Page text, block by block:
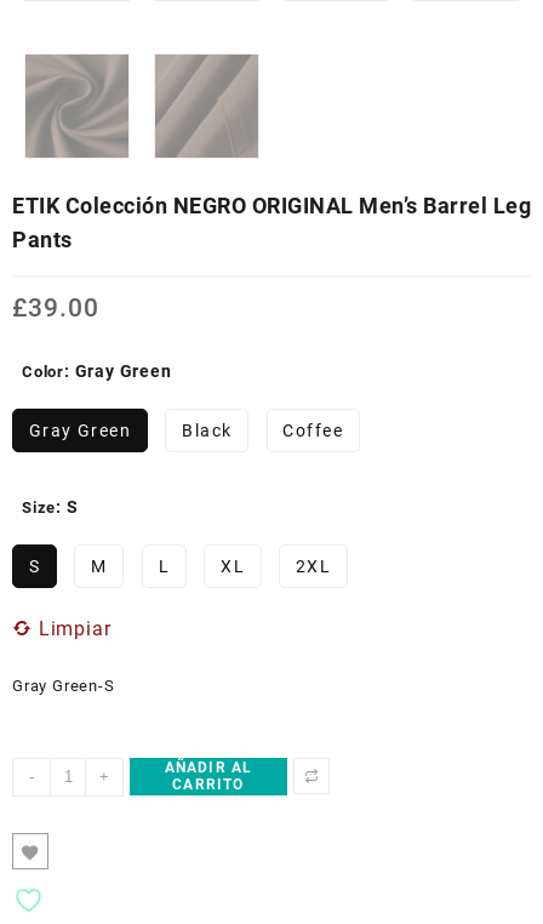
ETIK Colección NEGRO ORIGINAL Men’s Barrel Leg
Pants
£39.00
Color: Gray Green
Gray Green Black Coffee
Size: S
S M L XL 2XL
Limpiar
Gray Green-S
-
ETIK
+
AÑADIR AL
CARRITO